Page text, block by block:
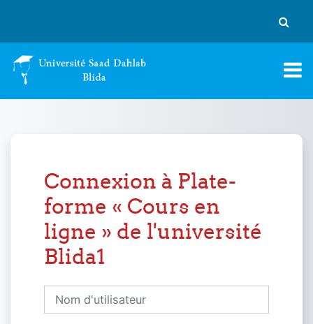
Connexion à Plate-
forme « Cours en
ligne » de l'université
Blida1
Nom d'utilisateur